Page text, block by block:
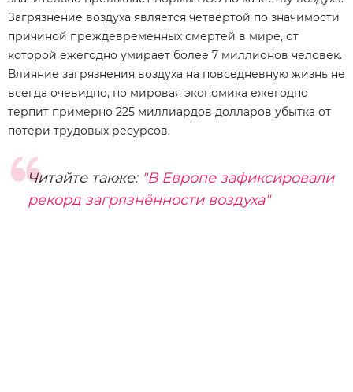
Загрязнение воздуха является четвёртой по значимости
причиной преждевременных смертей в мире, от
которой ежегодно умирает более 7 миллионов человек.
Влияние загрязнения воздуха на повседневную жизнь не
всегда очевидно, но мировая экономика ежегодно
терпит примерно 225 миллиардов долларов убытка от
потери трудовых ресурсов.
Читайте также: "В Европе зафиксировали
рекорд загрязнённости воздуха"